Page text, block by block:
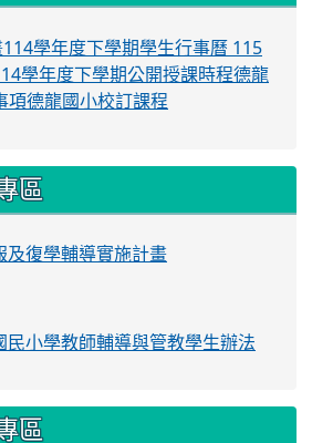
114學年度下學期學生行事曆 115
學年度下學期公開授課時程德龍
項德龍國小校訂課程
區
及復學輔導實施計畫
小學教師輔導與管教學生辦法
區